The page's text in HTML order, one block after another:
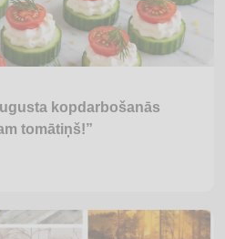
kopdarbošanās
tomātiņš!”